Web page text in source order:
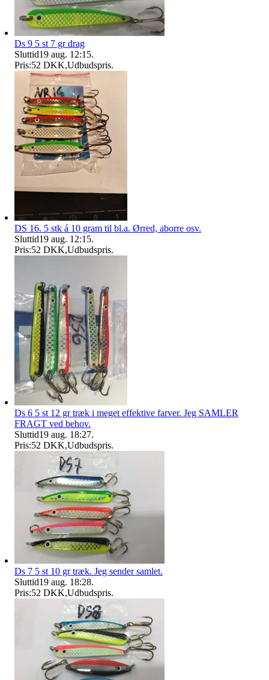
Ds 9 5 st 7 gr drag
Sluttid19 aug. 12:15.
Pris:52 DKK,Udbudspris.
DS 16. 5 stk á 10 gram til bl.a. Ørred, aborre osv.
Sluttid19 aug. 12:15.
Pris:52 DKK,Udbudspris.
Ds 6 5 st 12 gr træk i meget effektive farver. Jeg SAMLER
FRAGT ved behov.
Sluttid19 aug. 18:27.
Pris:52 DKK,Udbudspris.
Ds 7 5 st 10 gr træk. Jeg sender samlet.
Sluttid19 aug. 18:28.
Pris:52 DKK,Udbudspris.